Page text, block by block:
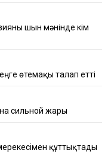
шын мәнінде кім
өтемақы талап етті
сильной жары
құттықтады